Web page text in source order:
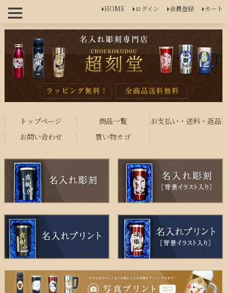
HOME ログイン 会員登録 カート
トップページ 商品一覧
お支払い・送料・返品
お問い合わせ
買い物カゴ